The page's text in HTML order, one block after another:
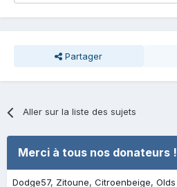
Partager
Aller sur la liste des sujets
Merci à tous nos donateurs !
Dodge57 Zitoune Citroenbeige